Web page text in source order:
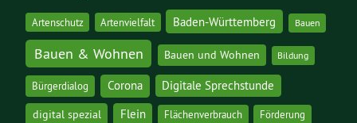
Artenschutz Artenvielfalt Baden-Württemberg Bauen
Bauen & Wohnen Bauen und Wohnen Bildung
Bürgerdialog Corona Digitale Sprechstunde
digital spezial Flein Flächenverbrauch Förderung